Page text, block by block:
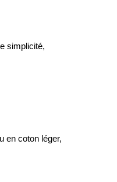
simplicité,
en coton léger,